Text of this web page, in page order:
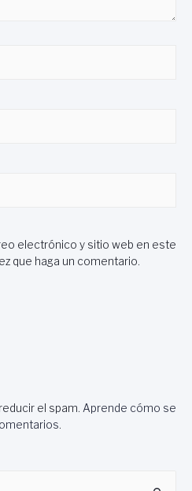
electrónico y sitio web en este
que haga un comentario.
el spam. Aprende cómo se
.